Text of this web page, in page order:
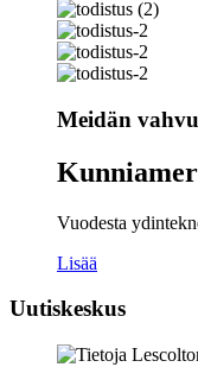
Meidän
Vuodesta
Lisää
Uutiskeskus